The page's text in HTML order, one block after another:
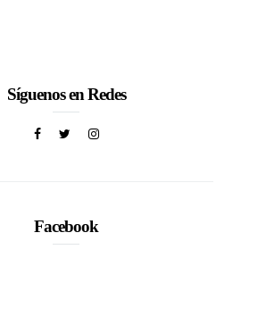
Síguenos en Redes
Facebook